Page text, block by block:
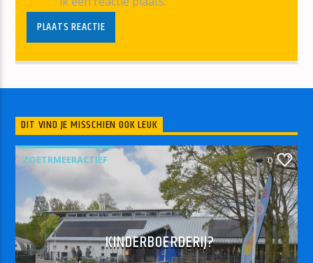
DIT VIND JE MISSCHIEN OOK LEUK
ZOETRMEERACTIEF 0
KINDERBOERDERIJ?